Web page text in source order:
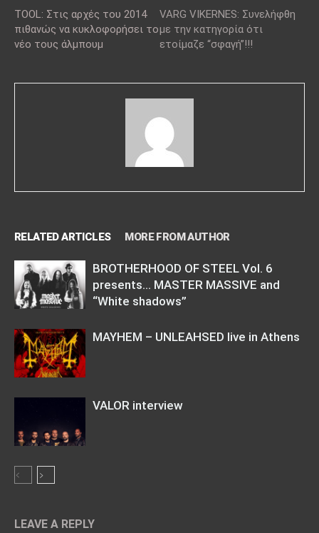
TOOL: Στις αρχές του 2014
πιθανώς να κυκλοφορήσει το
νέο τους άλμπουμ
VARG VIKERNES: Συνελήφθη
με την κατηγορία ότι
ετοίμαζε “σφαγή”!!!
RELATED ARTICLES MORE FROM AUTHOR
BROTHERHOOD OF STEEL Vol. 6
presents… MASTER MASSIVE and
“White shadows”
MAYHEM – UNLEAHSED live in Athens
VALOR interview
LEAVE A REPLY